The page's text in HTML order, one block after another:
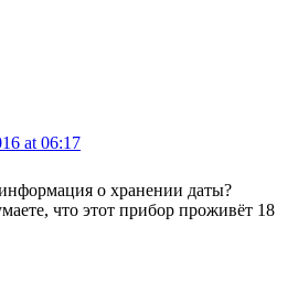
at 06:17
о хранении даты?
что этот прибор проживёт 18